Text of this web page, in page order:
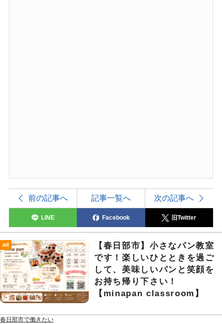
前の記事へ 記事一覧へ 次の記事へ
LINE Facebook 旧Twitter
ad
【春日部市】小さなパン教室
です！楽しいひとときを過ご
して、美味しいパンと笑顔を
お持ち帰り下さい！
【minapan classroom】
春日部市で働きたい